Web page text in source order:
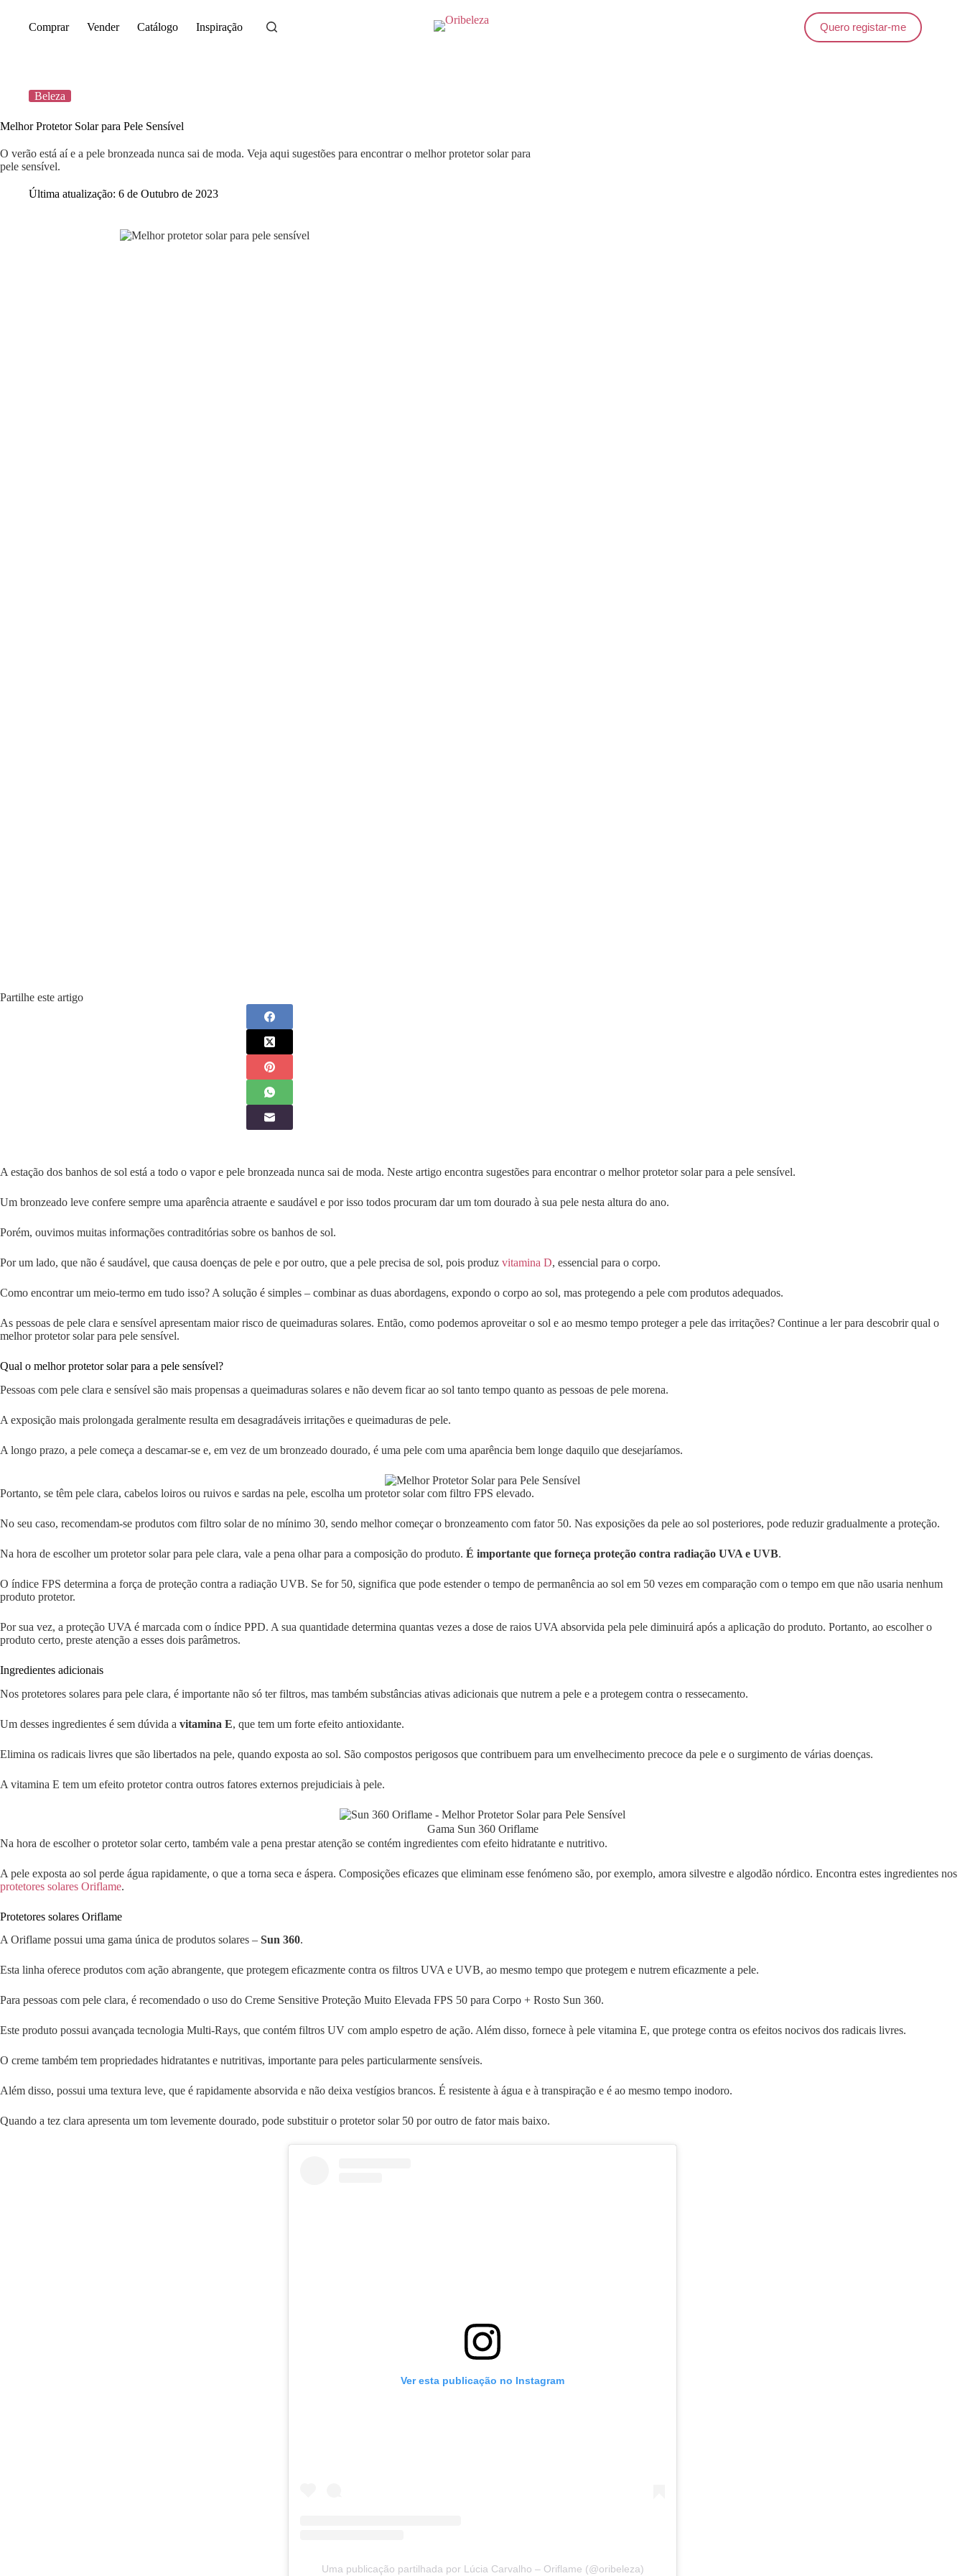
Comprar Vender Catálogo Inspiração Quero registar-me
Beleza
Melhor Protetor Solar para Pele Sensível
O verão está aí e a pele bronzeada nunca sai de moda. Veja aqui sugestões para encontrar o melhor protetor solar para
pele sensível.
Última atualização: 6 de Outubro de 2023
Partilhe este artigo
A estação dos banhos de sol está a todo o vapor e pele bronzeada nunca sai de moda. Neste artigo encontra sugestões para encontrar o melhor protetor solar para a pele sensível.
Um bronzeado leve confere sempre uma aparência atraente e saudável e por isso todos procuram dar um tom dourado à sua pele nesta altura do ano.
Porém, ouvimos muitas informações contraditórias sobre os banhos de sol.
Por um lado, que não é saudável, que causa doenças de pele e por outro, que a pele precisa de sol, pois produz vitamina D, essencial para o corpo.
Como encontrar um meio-termo em tudo isso? A solução é simples – combinar as duas abordagens, expondo o corpo ao sol, mas protegendo a pele com produtos adequados.
As pessoas de pele clara e sensível apresentam maior risco de queimaduras solares. Então, como podemos aproveitar o sol e ao mesmo tempo proteger a pele das irritações? Continue a ler para descobrir qual o
melhor protetor solar para pele sensível.
Qual o melhor protetor solar para a pele sensível?
Pessoas com pele clara e sensível são mais propensas a queimaduras solares e não devem ficar ao sol tanto tempo quanto as pessoas de pele morena.
A exposição mais prolongada geralmente resulta em desagradáveis irritações e queimaduras de pele.
A longo prazo, a pele começa a descamar-se e, em vez de um bronzeado dourado, é uma pele com uma aparência bem longe daquilo que desejaríamos.
Portanto, se têm pele clara, cabelos loiros ou ruivos e sardas na pele, escolha um protetor solar com filtro FPS elevado.
No seu caso, recomendam-se produtos com filtro solar de no mínimo 30, sendo melhor começar o bronzeamento com fator 50. Nas exposições da pele ao sol posteriores, pode reduzir gradualmente a proteção.
Na hora de escolher um protetor solar para pele clara, vale a pena olhar para a composição do produto. É importante que forneça proteção contra radiação UVA e UVB.
O índice FPS determina a força de proteção contra a radiação UVB. Se for 50, significa que pode estender o tempo de permanência ao sol em 50 vezes em comparação com o tempo em que não usaria nenhum
produto protetor.
Por sua vez, a proteção UVA é marcada com o índice PPD. A sua quantidade determina quantas vezes a dose de raios UVA absorvida pela pele diminuirá após a aplicação do produto. Portanto, ao escolher o
produto certo, preste atenção a esses dois parâmetros.
Ingredientes adicionais
Nos protetores solares para pele clara, é importante não só ter filtros, mas também substâncias ativas adicionais que nutrem a pele e a protegem contra o ressecamento.
Um desses ingredientes é sem dúvida a vitamina E, que tem um forte efeito antioxidante.
Elimina os radicais livres que são libertados na pele, quando exposta ao sol. São compostos perigosos que contribuem para um envelhecimento precoce da pele e o surgimento de várias doenças.
A vitamina E tem um efeito protetor contra outros fatores externos prejudiciais à pele.
Gama Sun 360 Oriflame
Na hora de escolher o protetor solar certo, também vale a pena prestar atenção se contém ingredientes com efeito hidratante e nutritivo.
A pele exposta ao sol perde água rapidamente, o que a torna seca e áspera. Composições eficazes que eliminam esse fenómeno são, por exemplo, amora silvestre e algodão nórdico. Encontra estes ingredientes nos
protetores solares Oriflame.
Protetores solares Oriflame
A Oriflame possui uma gama única de produtos solares – Sun 360.
Esta linha oferece produtos com ação abrangente, que protegem eficazmente contra os filtros UVA e UVB, ao mesmo tempo que protegem e nutrem eficazmente a pele.
Para pessoas com pele clara, é recomendado o uso do Creme Sensitive Proteção Muito Elevada FPS 50 para Corpo + Rosto Sun 360.
Este produto possui avançada tecnologia Multi-Rays, que contém filtros UV com amplo espetro de ação. Além disso, fornece à pele vitamina E, que protege contra os efeitos nocivos dos radicais livres.
O creme também tem propriedades hidratantes e nutritivas, importante para peles particularmente sensíveis.
Além disso, possui uma textura leve, que é rapidamente absorvida e não deixa vestígios brancos. É resistente à água e à transpiração e é ao mesmo tempo inodoro.
Quando a tez clara apresenta um tom levemente dourado, pode substituir o protetor solar 50 por outro de fator mais baixo.
Ver esta publicação no Instagram
Uma publicação partilhada por Lúcia Carvalho – Oriflame (@oribeleza)